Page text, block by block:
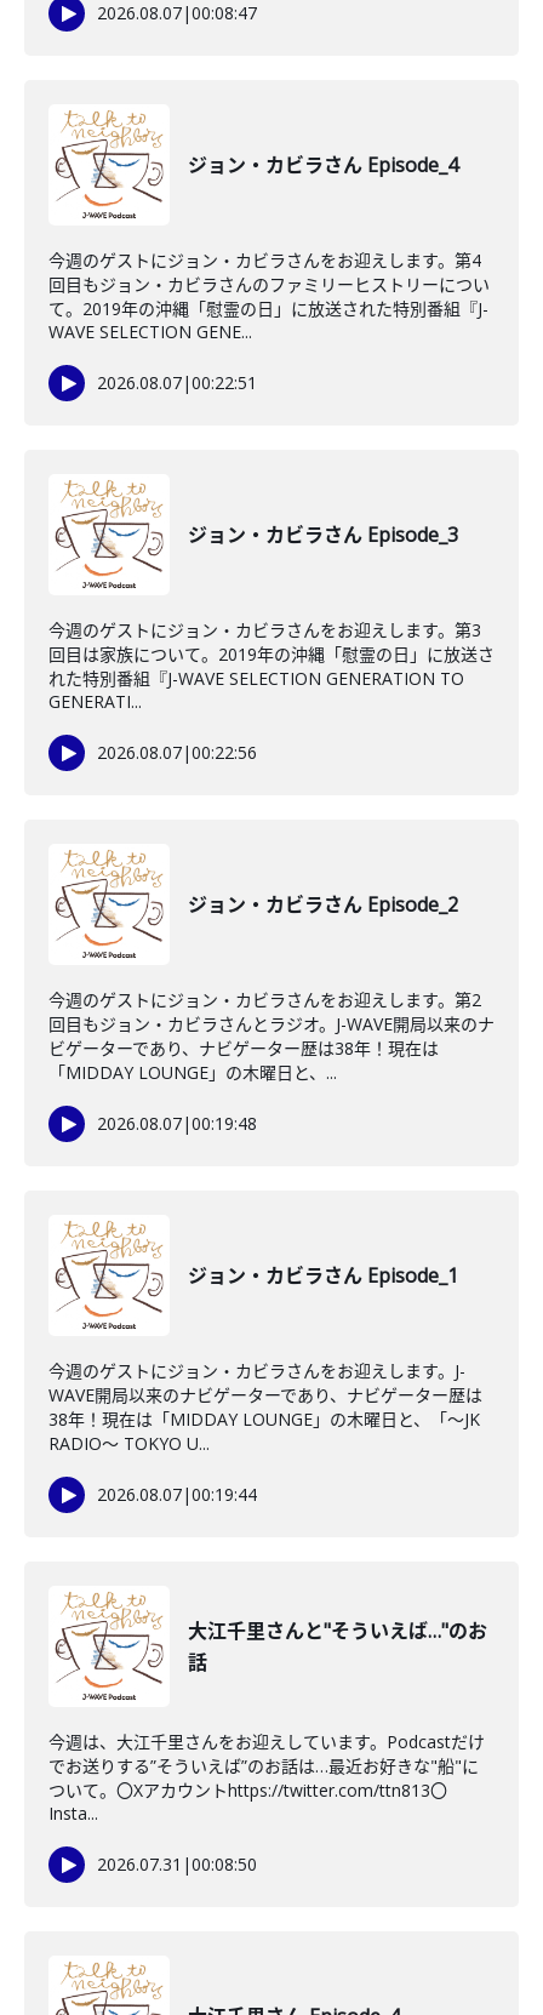
2026.08.07|00:08:47
ジョン・カビラさん Episode_4
今週のゲストにジョン・カビラさんをお迎えします。第4
回目もジョン・カビラさんのファミリーヒストリーについ
て。2019年の沖縄「慰霊の日」に放送された特別番組『J-
WAVE SELECTION GENE...
2026.08.07|00:22:51
ジョン・カビラさん Episode_3
今週のゲストにジョン・カビラさんをお迎えします。第3
回目は家族について。2019年の沖縄「慰霊の日」に放送さ
れた特別番組『J-WAVE SELECTION GENERATION TO
GENERATI...
2026.08.07|00:22:56
ジョン・カビラさん Episode_2
今週のゲストにジョン・カビラさんをお迎えします。第2
回目もジョン・カビラさんとラジオ。J-WAVE開局以来のナ
ビゲーターであり、ナビゲーター歴は38年！現在は
「MIDDAY LOUNGE」の木曜日と、...
2026.08.07|00:19:48
ジョン・カビラさん Episode_1
今週のゲストにジョン・カビラさんをお迎えします。J-
WAVE開局以来のナビゲーターであり、ナビゲーター歴は
38年！現在は「MIDDAY LOUNGE」の木曜日と、「〜JK
RADIO〜 TOKYO U...
2026.08.07|00:19:44
大江千里さんと"そういえば…"のお
話
今週は、大江千里さんをお迎えしています。Podcastだけ
でお送りする”そういえば”のお話は…最近お好きな"船"に
ついて。〇Xアカウントhttps://twitter.com/ttn813〇
Insta...
2026.07.31 |00:08:50